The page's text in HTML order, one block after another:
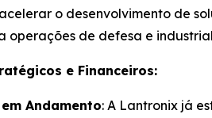
o desenvolvimento de
operações de defesa e
e Financeiros:
Andamento: A Lantronix já